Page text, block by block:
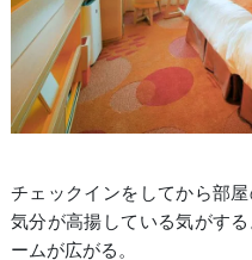
チェックインをしてから部
気分が高揚している気がす
ームが広がる。